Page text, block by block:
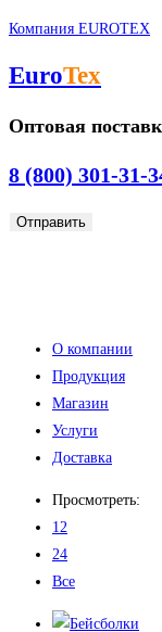
Перейти
содержимому
Компания EUROTEX
EuroTex
Оптовая
8 (800) 301-31-
Отправить
Меню
О компании
Продукция
Магазин
Услуги
Доставка
Просмотреть:
12
24
Все